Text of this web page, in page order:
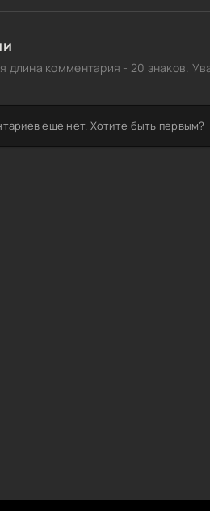
длина комментария - 20 знаков.
еще нет. Хотите быть первым?